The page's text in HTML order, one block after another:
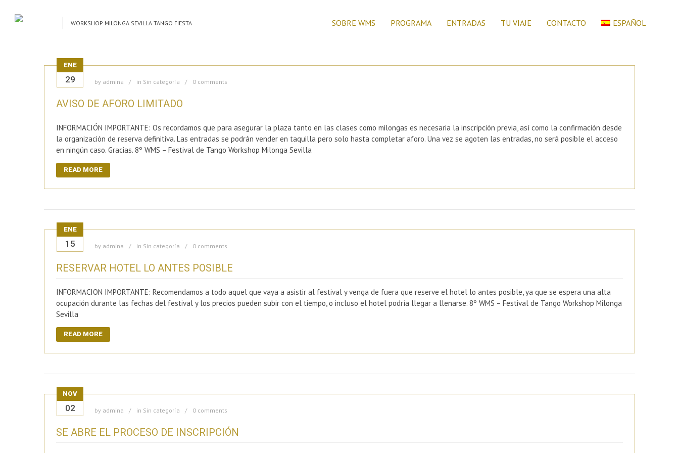
WORKSHOP MILONGA SEVILLA TANGO FIESTA SOBRE WMS PROGRAMA ENTRADAS TU VIAJE CONTACTO ESPAÑOL
ENE
29 by admina in Sin categoría 0 comments
AVISO DE AFORO LIMITADO
INFORMACIÓN IMPORTANTE: Os recordamos que para asegurar la plaza tanto en las clases como milongas es necesaria la inscripción previa, así como la confirmación desde
la organización de reserva definitiva. Las entradas se podrán vender en taquilla pero solo hasta completar aforo. Una vez se agoten las entradas, no será posible el acceso
en ningún caso. Gracias. 8º WMS – Festival de Tango Workshop Milonga Sevilla
READ MORE
ENE
15 by admina in Sin categoría 0 comments
RESERVAR HOTEL LO ANTES POSIBLE
INFORMACION IMPORTANTE: Recomendamos a todo aquel que vaya a asistir al festival y venga de fuera que reserve el hotel lo antes posible, ya que se espera una alta
ocupación durante las fechas del festival y los precios pueden subir con el tiempo, o incluso el hotel podría llegar a llenarse. 8º WMS – Festival de Tango Workshop Milonga
Sevilla
READ MORE
NOV
02 by admina in Sin categoría 0 comments
SE ABRE EL PROCESO DE INSCRIPCIÓN